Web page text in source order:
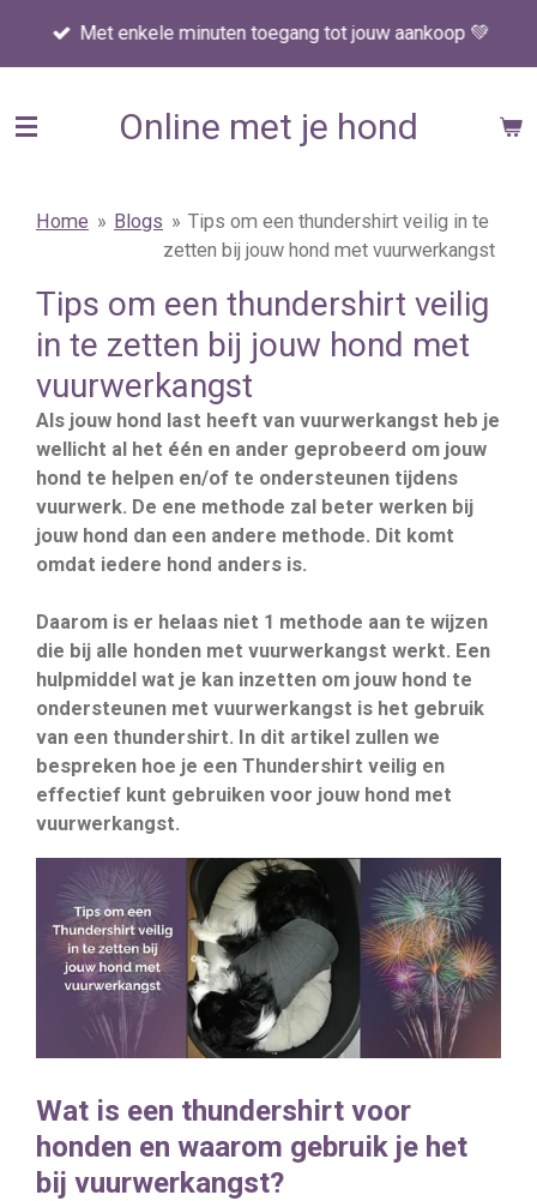
de
hoofdinhoud
Met enkele minuten toegang tot jouw aankoop 💚
Online met je hond
Home » Blogs » Tips om een thundershirt veilig in te
zetten bij jouw hond met vuurwerkangst
Tips om een thundershirt veilig
in te zetten bij jouw hond met
vuurwerkangst
Als jouw hond last heeft van vuurwerkangst heb je
wellicht al het één en ander geprobeerd om jouw
hond te helpen en/of te ondersteunen tijdens
vuurwerk. De ene methode zal beter werken bij
jouw hond dan een andere methode. Dit komt
omdat iedere hond anders is.
Daarom is er helaas niet 1 methode aan te wijzen
die bij alle honden met vuurwerkangst werkt. Een
hulpmiddel wat je kan inzetten om jouw hond te
ondersteunen met vuurwerkangst is het gebruik
van een thundershirt. In dit artikel zullen we
bespreken hoe je een Thundershirt veilig en
effectief kunt gebruiken voor jouw hond met
vuurwerkangst.
Wat is een thundershirt voor
honden en waarom gebruik je het
bij vuurwerkangst?